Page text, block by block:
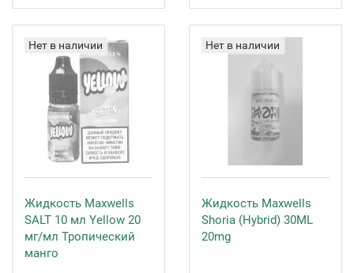
Нет в наличии
Жидкость Maxwells
SALT 10 мл Yellow 20
мг/мл Тропический
манго
Нет в наличии
Жидкость Maxwells
Shoria (Hybrid) 30ML
20mg